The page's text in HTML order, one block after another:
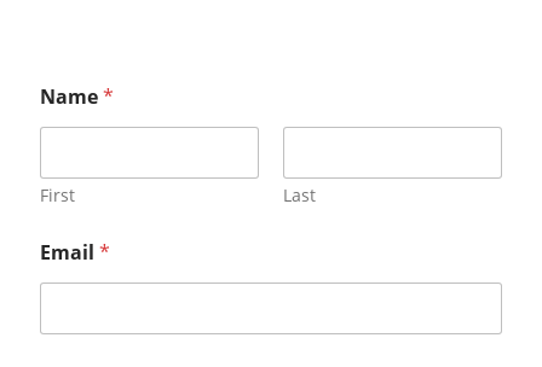
Name*
First Last
Email*